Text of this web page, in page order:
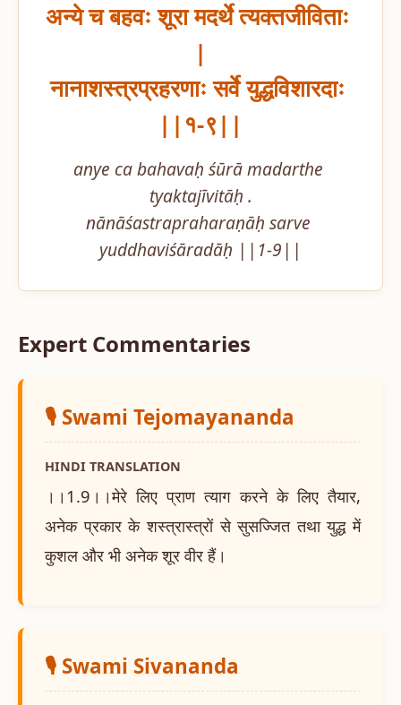
अन्ये च बहवः शूरा मदर्थे त्यक्तजीविताः
|
नानाशस्त्रप्रहरणाः सर्वे युद्धविशारदाः
||१-९||
anye ca bahavaḥ śūrā madarthe
tyaktajīvitāḥ .
nānāśastrapraharaṇāḥ sarve
yuddhaviśāradāḥ ||1-9||
Expert Commentaries
🎙️ Swami Tejomayananda
HINDI TRANSLATION
।।1.9।।मेरे लिए प्राण त्याग करने के लिए तैयार,
अनेक प्रकार के शस्त्रास्त्रों से सुसज्जित तथा युद्ध में
कुशल और भी अनेक शूर वीर हैं।
🎙️ Swami Sivananda